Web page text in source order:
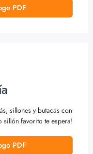
PDF
sillones y butacas con
sillón favorito te espera!
PDF